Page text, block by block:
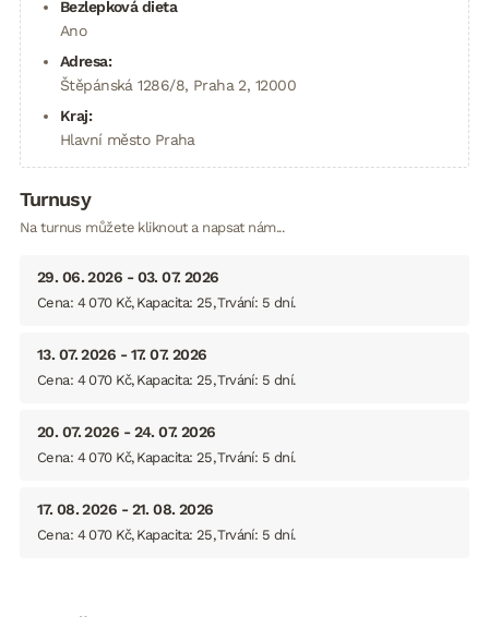
Bezlepková dieta
Ano
Adresa:
Štěpánská 1286/8, Praha 2, 12000
Kraj:
Hlavní město Praha
Turnusy
Na turnus můžete kliknout a napsat nám...
29. 06. 2026 - 03. 07. 2026
Cena: 4 070 Kč Kapacita: 25 Trvání: 5 dní
13. 07. 2026 - 17. 07. 2026
Cena: 4 070 Kč Kapacita: 25 Trvání: 5 dní
20. 07. 2026 - 24. 07. 2026
Cena: 4 070 Kč Kapacita: 25 Trvání: 5 dní
17. 08. 2026 - 21. 08. 2026
Cena: 4 070 Kč Kapacita: 25 Trvání: 5 dní